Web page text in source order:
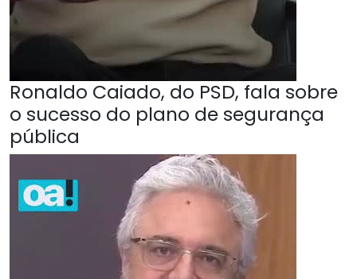
Ronaldo Caiado, do PSD, fala sobre
o sucesso do plano de segurança
pública